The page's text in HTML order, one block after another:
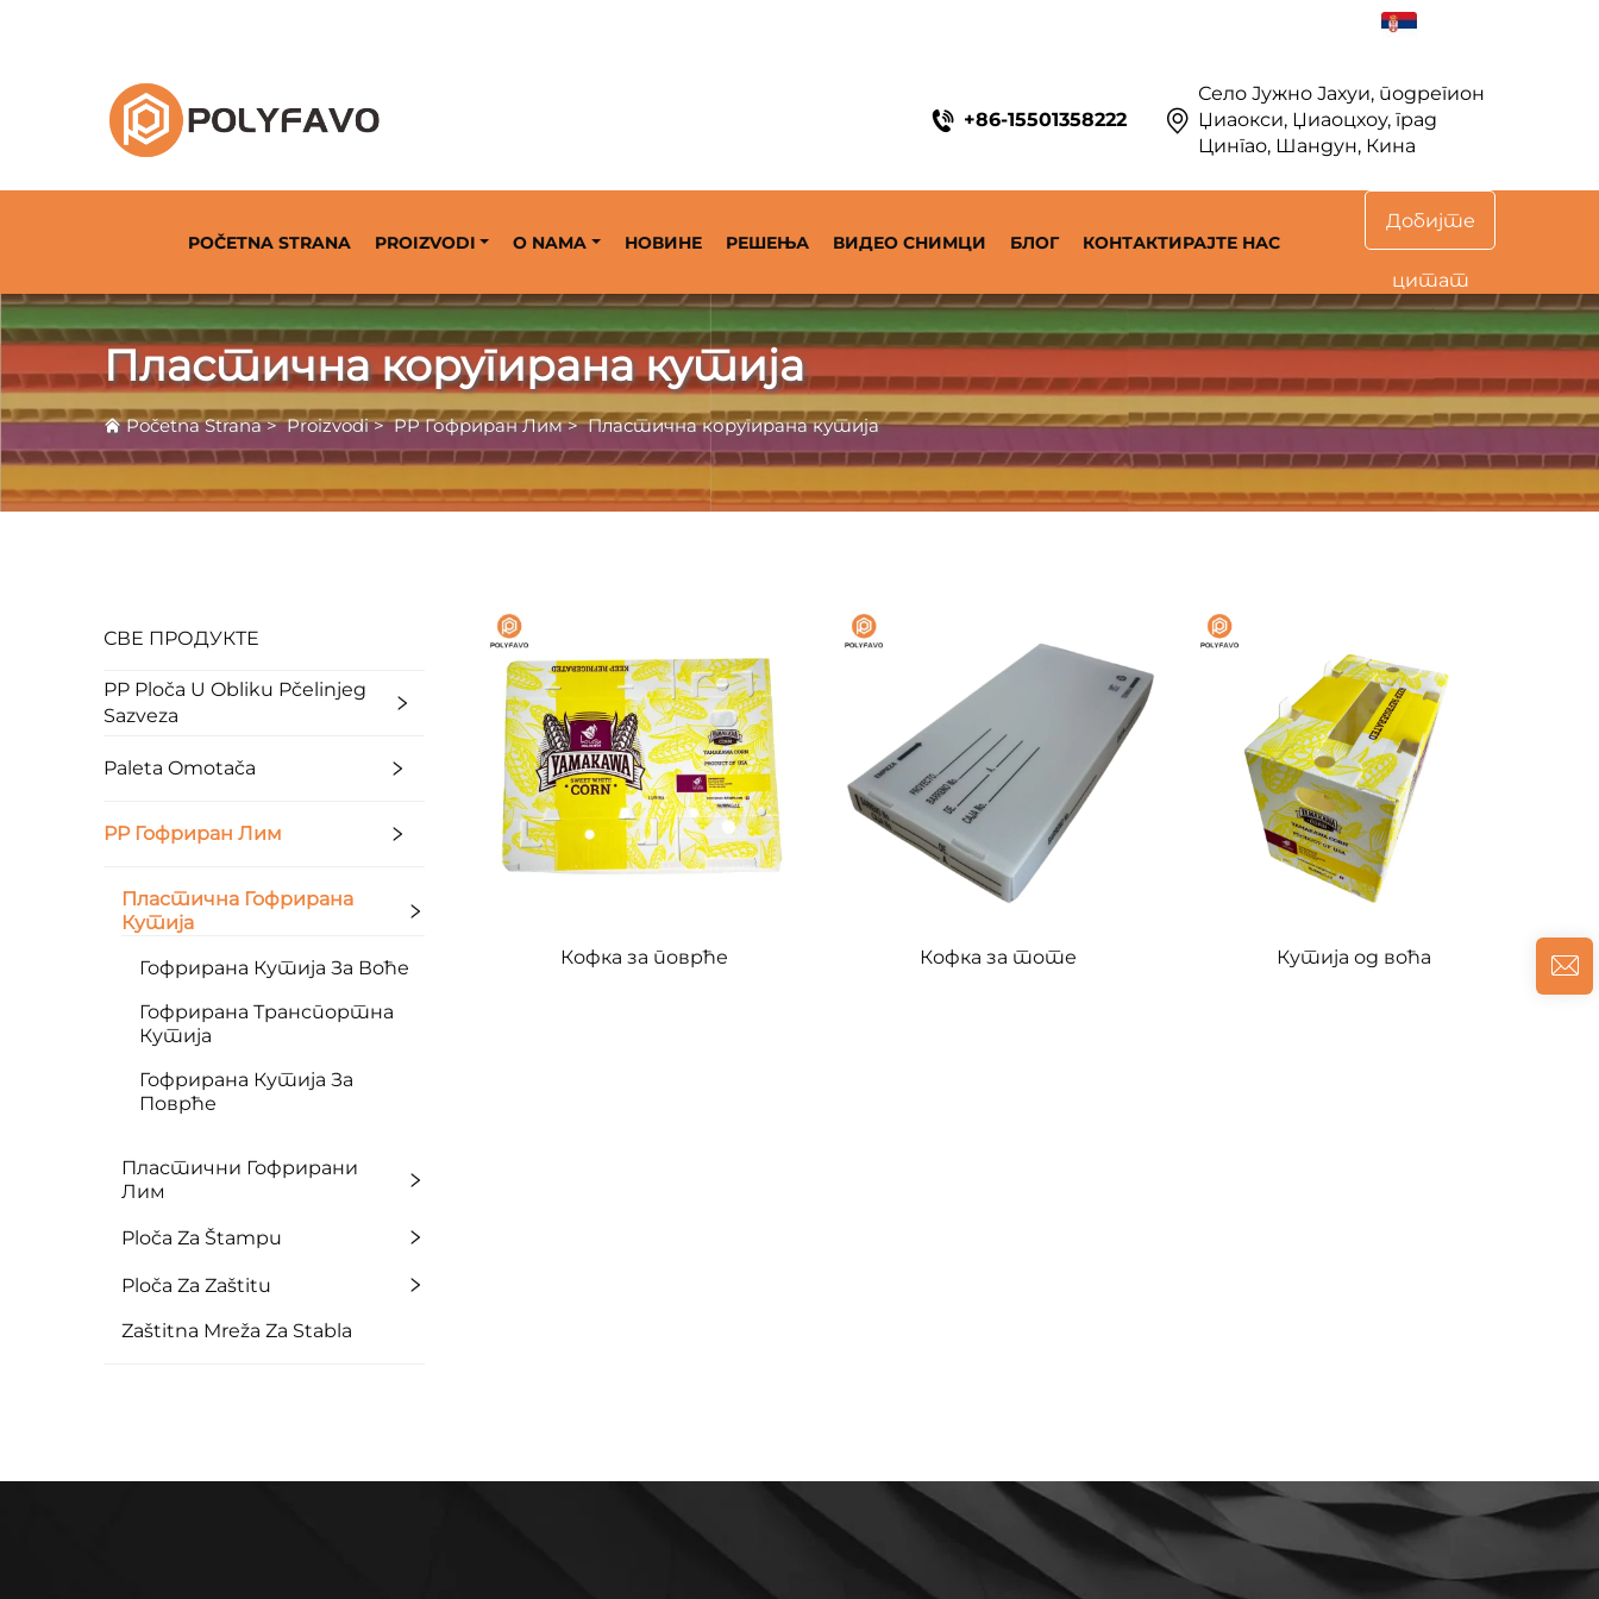
+86-15501358222
Село Јужно Јахуи, подрегион
Џиаокси, Џиаоцхоу, град
Цингао, Шандун, Кина
POČETNA STRANA PROIZVODI O NAMA НОВИНЕ РЕШЕЊА ВИДЕО СНИМЦИ БЛОГ КОНТАКТИРАЈТЕ НАС
Добијте
цитат
Пластична коругирана кутија
Početna Strana>Proizvodi>PP Гофриран Лим>Пластична коругирана кутија
СВЕ ПРОДУКТЕ
PP Ploča U Obliku Pčelinjeg
Sazveza
Paleta Omotača
PP Гофриран Лим
Пластична Гофрирана
Кутија
Гофрирана Кутија За Воће
Гофрирана Транспортна
Кутија
Гофрирана Кутија За
Поврће
Пластични Гофрирани
Лим
Ploča Za Štampu
Ploča Za Zaštitu
Zaštitna Mreža Za Stabla
Кофка за поврће Кофка за тоте Кутија од воћа